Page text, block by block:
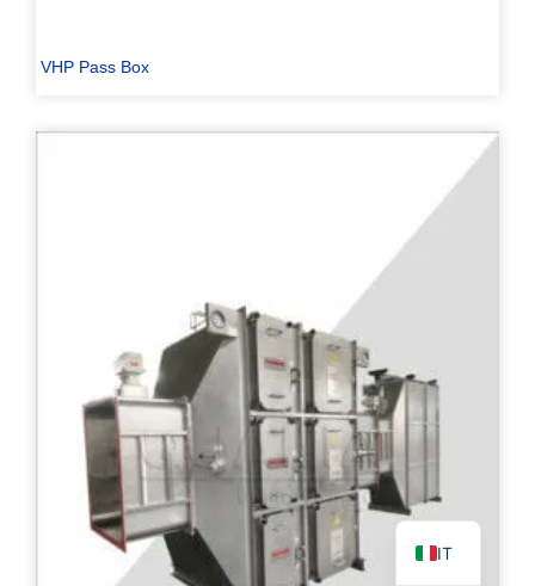
VHP Pass Box
IT
PL